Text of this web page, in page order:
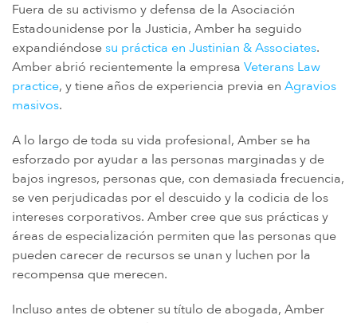
Fuera de su activismo y defensa de la Asociación
Estadounidense por la Justicia, Amber ha seguido
expandiéndosesu práctica en Justinian & Associates.
Amber abrió recientemente la empresa Veterans Law
practice, y tiene años de experiencia previa en Agravios
masivos.
A lo largo de toda su vida profesional, Amber se ha
esforzado por ayudar a las personas marginadas y de
bajos ingresos, personas que, con demasiada frecuencia,
se ven perjudicadas por el descuido y la codicia de los
intereses corporativos. Amber cree que sus prácticas y
áreas de especialización permiten que las personas que
pueden carecer de recursos se unan y luchen por la
recompensa que merecen.
Incluso antes de obtener su título de abogada, Amber